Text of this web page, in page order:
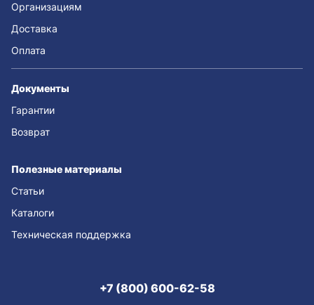
Организациям
Доставка
Оплата
Документы
Гарантии
Возврат
Полезные материалы
Статьи
Каталоги
Техническая поддержка
+7 (800) 600-62-58